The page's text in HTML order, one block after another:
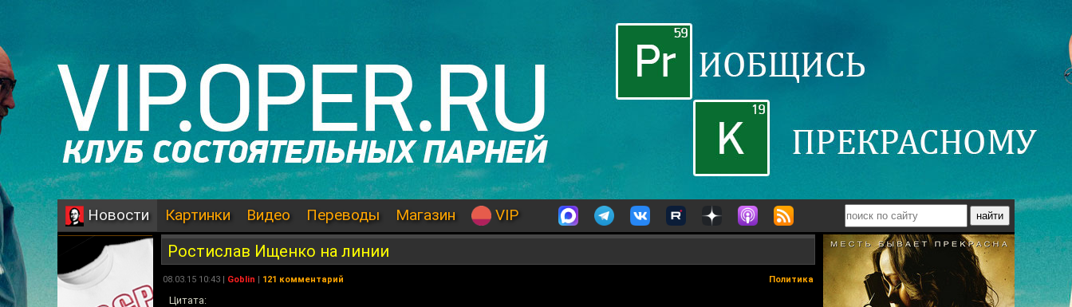
Новости Картинки Видео Переводы Магазин VIP
Ростислав Ищенко на линии
08.03.15 10:43 | Goblin | 121 комментарий Политика
Цитата: